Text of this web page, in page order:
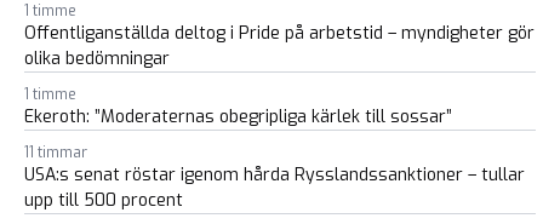
1 timme
Offentliganställda deltog i Pride på arbetstid – myndigheter gör
olika bedömningar
1 timme
Ekeroth: ”Moderaternas obegripliga kärlek till sossar”
11 timmar
USA:s senat röstar igenom hårda Rysslandssanktioner – tullar
upp till 500 procent